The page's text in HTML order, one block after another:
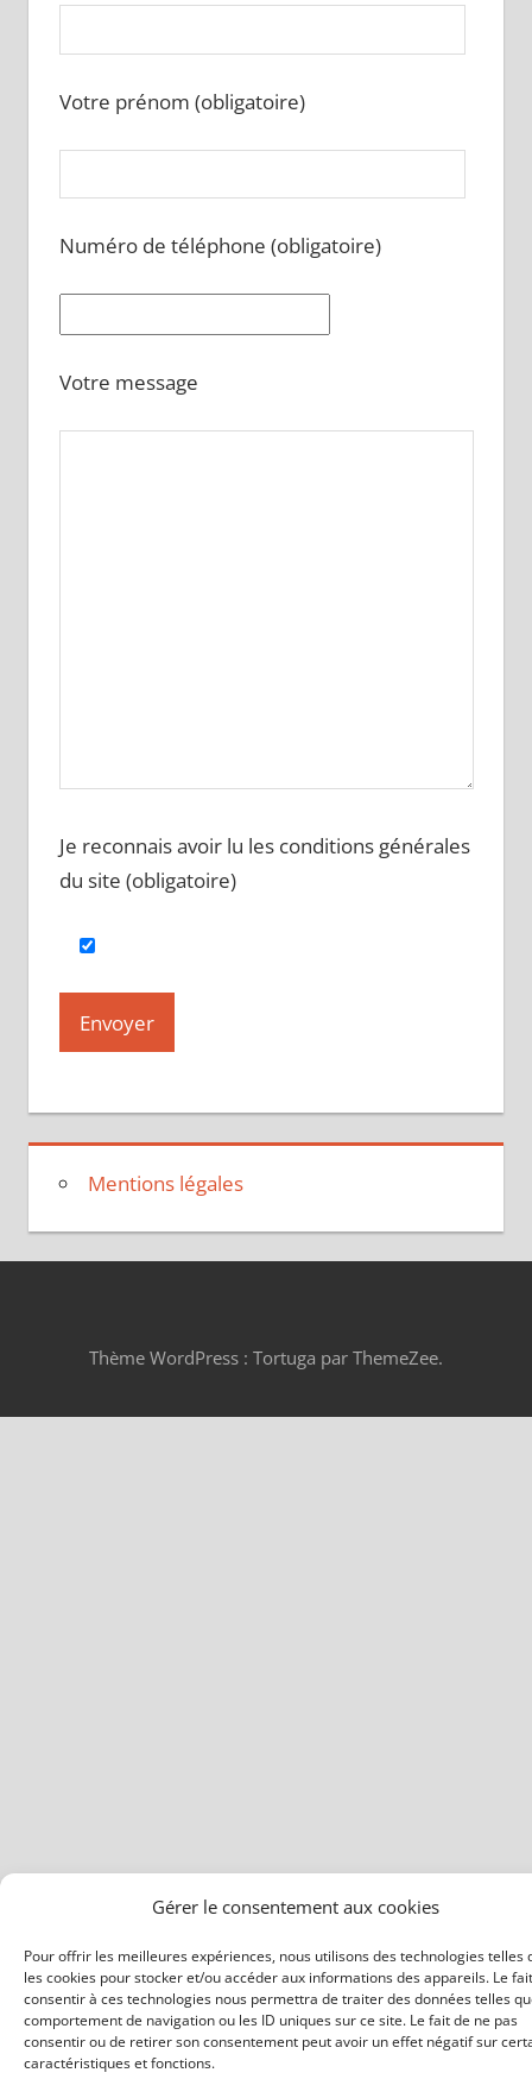
Gérer le consentement aux cookies
Pour offrir les meilleures expériences, nous utilisons des technologies telles
les cookies pour stocker et/ou accéder aux informations des appareils. Le
consentir à ces technologies nous permettra de traiter des données telles
comportement de navigation ou les ID uniques sur ce site. Le fait de ne pas
consentir ou de retirer son consentement peut avoir un effet négatif sur
caractéristiques et fonctions.
Votre prénom (obligatoire)
Numéro de téléphone (obligatoire)
Votre message
Je reconnais avoir lu les conditions générales
du site (obligatoire)
Mentions légales
Thème WordPress : Tortuga par ThemeZee.